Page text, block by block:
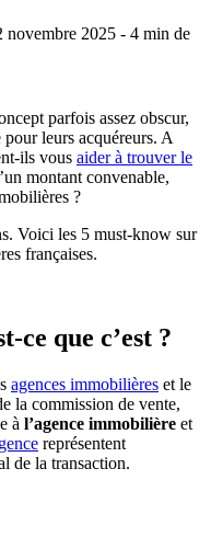
novembre 2025 - 4 min de
parfois assez obscur,
leurs acquéreurs. A
ils vous aider à trouver le
montant convenable,
?
Voici les 5 must-know sur
françaises.
ce que c’est ?
agences immobilières et le
la commission de vente,
à l’agence immobilière et
représentent
de la transaction.